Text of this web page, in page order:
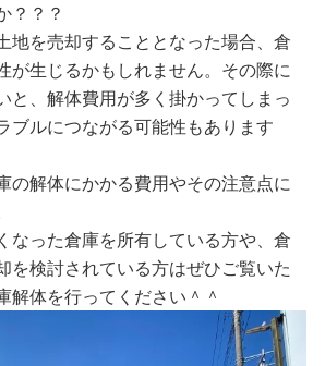
？？？
地を売却することとなった場合、倉
が生じるかもしれません。その際に
と、解体費用が多く掛かってしまっ
ブルにつながる可能性もあります
の解体にかかる費用やその注意点に
なった倉庫を所有している方や、倉
を検討されている方はぜひご覧いた
解体を行ってください＾＾